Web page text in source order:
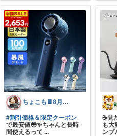
ちょこも🍫8月の推し♡お買物メモ
#割引価格＆限定クーポン
で最安値😳✨ちゃんと長時
間使えるって ...
☕見
も大
ンプ